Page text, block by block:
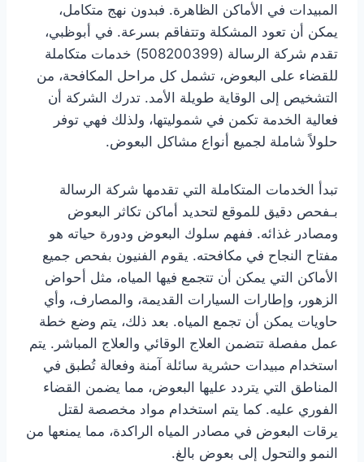
المبيدات في الأماكن الظاهرة. فبدون نهج متكامل،
يمكن أن تعود المشكلة وتتفاقم بسرعة. في أبوظبي،
تقدم شركة الرسالة (508200399) خدمات متكاملة
للقضاء على البعوض، تشمل كل مراحل المكافحة، من
التشخيص إلى الوقاية طويلة الأمد. تدرك الشركة أن
فعالية الخدمة تكمن في شموليتها، ولذلك فهي توفر
حلولاً شاملة لجميع أنواع مشاكل البعوض.
تبدأ الخدمات المتكاملة التي تقدمها شركة الرسالة
بـفحص دقيق للموقع لتحديد أماكن تكاثر البعوض
ومصادر غذائه. ففهم سلوك البعوض ودورة حياته هو
مفتاح النجاح في مكافحته. يقوم الفنيون بفحص جميع
الأماكن التي يمكن أن تتجمع فيها المياه، مثل أحواض
الزهور، وإطارات السيارات القديمة، والمصارف، وأي
حاويات يمكن أن تجمع المياه. بعد ذلك، يتم وضع خطة
عمل مفصلة تتضمن العلاج الوقائي والعلاج المباشر. يتم
استخدام مبيدات حشرية سائلة آمنة وفعالة تُطبق في
المناطق التي يتردد عليها البعوض، مما يضمن القضاء
الفوري عليه. كما يتم استخدام مواد مخصصة لقتل
يرقات البعوض في مصادر المياه الراكدة، مما يمنعها من
النمو والتحول إلى بعوض بالغ.